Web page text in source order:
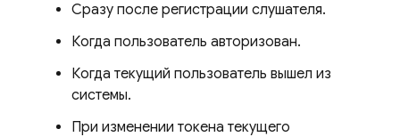
Сразу после регистрации слушателя.
Когда пользователь авторизован.
Когда текущий пользователь вышел из
системы.
При изменении токена текущего